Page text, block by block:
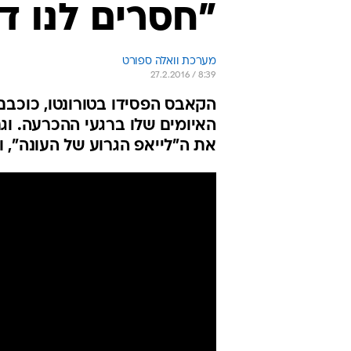
"חסרים לנו
מערכת וואלה ספורט
27.2.2016 / 8:39
הקאבס הפסידו בטורונטו,
את ה"לייאפ הגרוע של העונה",